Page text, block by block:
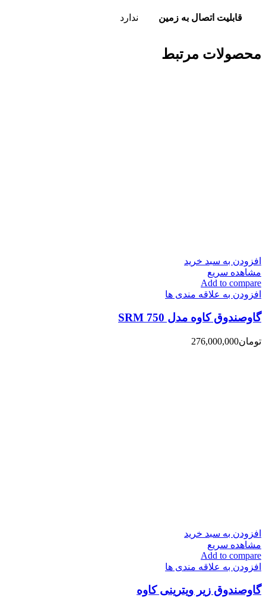
قابلیت اتصال به زمین ندارد
محصولات مرتبط
افزودن به سبد خرید
مشاهده سریع
Add to compare
افزودن به علاقه مندی ها
گاوصندوق کاوه مدل 750 SRM
تومان276,000,000
افزودن به سبد خرید
مشاهده سریع
Add to compare
افزودن به علاقه مندی ها
گاوصندوق زیر ویترینی کاوه